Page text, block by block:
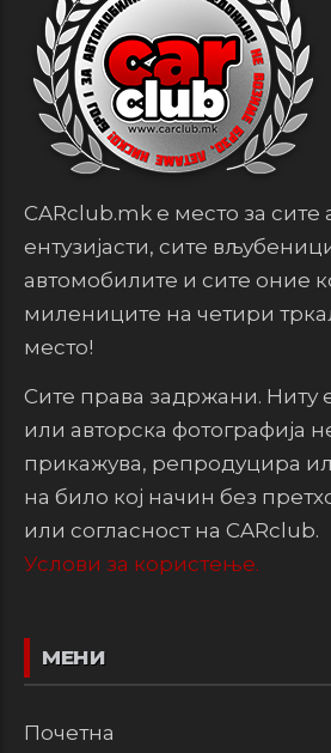
CARclub.mk е место за сите
ентузијасти, сите
автомобилите и сите оние
милениците на четири
место!
Сите права задржани. Ниту
или авторска фотографија
прикажува, репродуцира
на било кој начин без
или согласност на CARclub.
Услови за користење.
МЕНИ
Почетна